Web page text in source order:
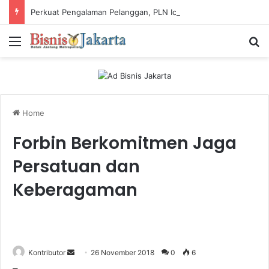
Menu
Home
Forbin Berkomitmen Jaga
Persatuan dan
Keberagaman
Kontributor 26 November 2018 0 6